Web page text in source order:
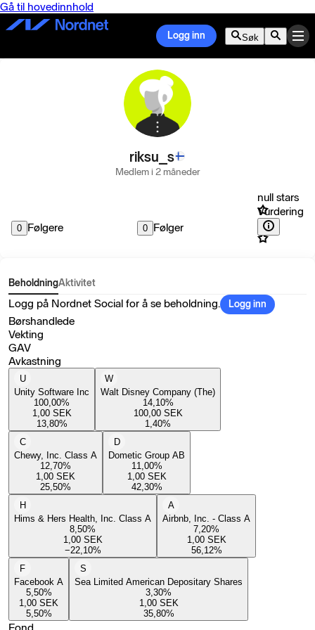
Gå til hovedinnhold
Logg inn Søk
riksu_s
Medlem i 2 måneder
0 Følgere 0 Følger
null stars
Vurdering
BeholdningAktivitet
Logg på Nordnet Social for å se beholdning. Logg inn
Børshandlede
Vekting
GAV
Avkastning
U
Unity Software Inc
100,00%
1,00 SEK
13,80%
W
Walt Disney Company (The)
14,10%
100,00 SEK
1,40%
C
Chewy, Inc. Class A
12,70%
1,00 SEK
25,50%
D
Dometic Group AB
11,00%
1,00 SEK
42,30%
H
Hims & Hers Health, Inc. Class A
8,50%
1,00 SEK
−22,10%
A
Airbnb, Inc. - Class A
7,20%
1,00 SEK
56,12%
F
Facebook A
5,50%
1,00 SEK
5,50%
S
Sea Limited American Depositary Shares
3,30%
1,00 SEK
35,80%